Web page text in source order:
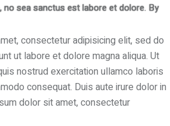
no sea sanctus est labore et dolore. By
consectetur adipisicing elit, sed do
ut labore et dolore magna aliqua. Ut
nostrud exercitation ullamco laboris
consequat. Duis aute irure dolor in
dolor sit amet, consectetur